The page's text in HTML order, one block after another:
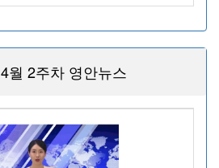
월 2주차 영안뉴스